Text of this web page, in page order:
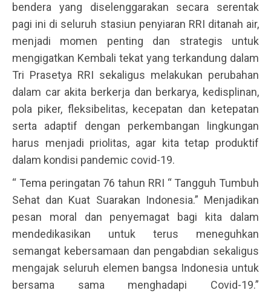
bendera yang diselenggarakan secara serentak
pagi ini di seluruh stasiun penyiaran RRI ditanah air,
menjadi momen penting dan strategis untuk
mengigatkan Kembali tekat yang terkandung dalam
Tri Prasetya RRI sekaligus melakukan perubahan
dalam car akita berkerja dan berkarya, kedisplinan,
pola piker, fleksibelitas, kecepatan dan ketepatan
serta adaptif dengan perkembangan lingkungan
harus menjadi priolitas, agar kita tetap produktif
dalam kondisi pandemic covid-19.
“ Tema peringatan 76 tahun RRI “ Tangguh Tumbuh
Sehat dan Kuat Suarakan Indonesia.” Menjadikan
pesan moral dan penyemagat bagi kita dalam
mendedikasikan untuk terus meneguhkan
semangat kebersamaan dan pengabdian sekaligus
mengajak seluruh elemen bangsa Indonesia untuk
bersama sama menghadapi Covid-19.”